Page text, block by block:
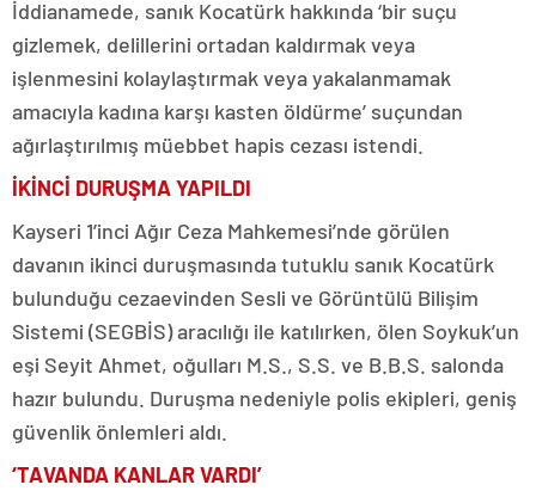
İddianamede, sanık Kocatürk hakkında ‘bir suçu
gizlemek, delillerini ortadan kaldırmak veya
işlenmesini kolaylaştırmak veya yakalanmamak
amacıyla kadına karşı kasten öldürme’ suçundan
ağırlaştırılmış müebbet hapis cezası istendi.
İKİNCİ DURUŞMA YAPILDI
Kayseri 1’inci Ağır Ceza Mahkemesi’nde görülen
davanın ikinci duruşmasında tutuklu sanık Kocatürk
bulunduğu cezaevinden Sesli ve Görüntülü Bilişim
Sistemi (SEGBİS) aracılığı ile katılırken, ölen Soykuk’un
eşi Seyit Ahmet, oğulları M.S., S.S. ve B.B.S. salonda
hazır bulundu. Duruşma nedeniyle polis ekipleri, geniş
güvenlik önlemleri aldı.
‘TAVANDA KANLAR VARDI’